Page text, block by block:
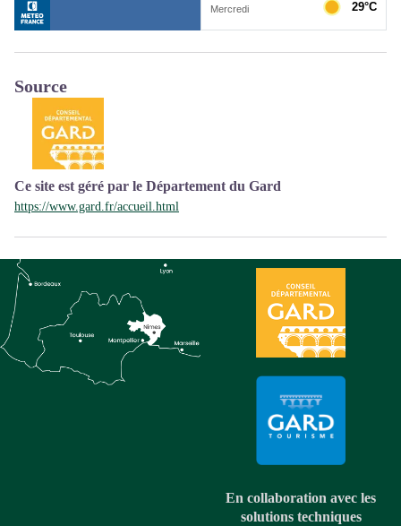
Source
Ce site est géré par le Département du Gard
https://www.gard.fr/accueil.html
En collaboration avec les
solutions techniques